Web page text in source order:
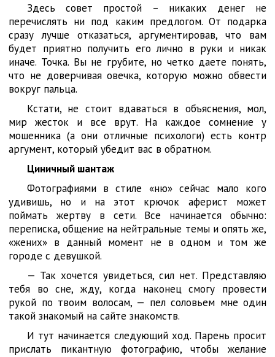
Здесь совет простой – никаких денег не
перечислять ни под каким предлогом. От подарка
сразу лучше отказаться, аргументировав, что вам
будет приятно получить его лично в руки и никак
иначе. Точка. Вы не грубите, но четко даете понять,
что не доверчивая овечка, которую можно обвести
вокруг пальца.
Кстати, не стоит вдаваться в объяснения, мол,
мир жесток и все врут. На каждое сомнение у
мошенника (а они отличные психологи) есть контр
аргумент, который убедит вас в обратном.
Циничный шантаж
Фотографиями в стиле «ню» сейчас мало кого
удивишь, но и на этот крючок аферист может
поймать жертву в сети. Все начинается обычно:
переписка, общение на нейтральные темы и опять же,
«жених» в данный момент не в одном и том же
городе с девушкой.
— Так хочется увидеться, сил нет. Представляю
тебя во сне, жду, когда наконец смогу провести
рукой по твоим волосам, — пел соловьем мне один
такой знакомый на сайте знакомств.
И тут начинается следующий ход. Парень просит
прислать пикантную фотографию, чтобы желание